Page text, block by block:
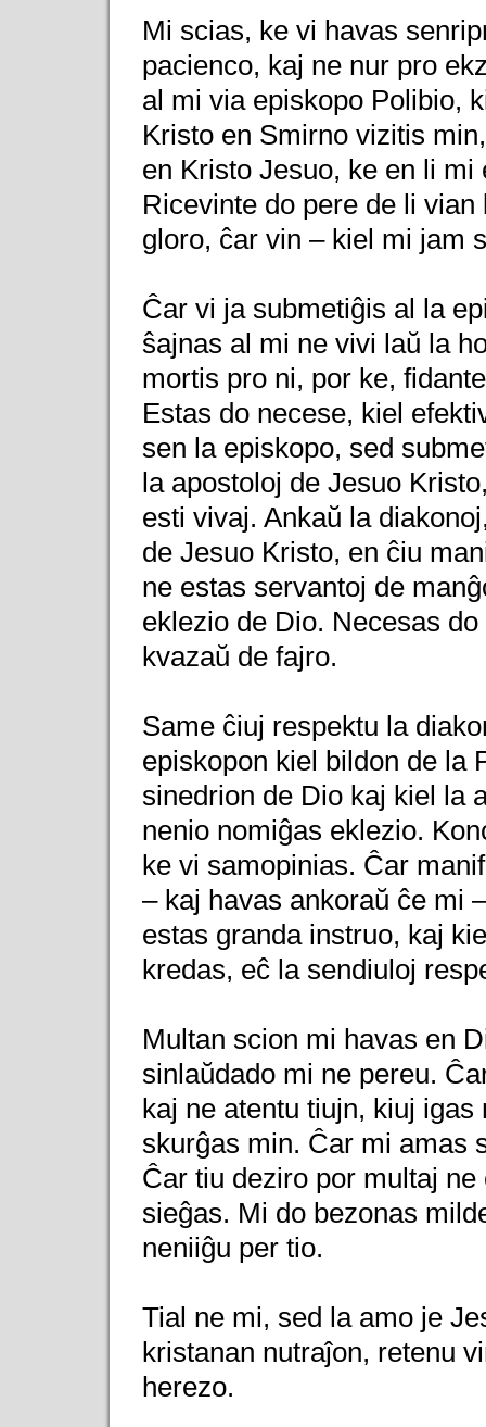
Mi scias, ke vi havas
pacienco, kaj ne nur pro
al mi via episkopo Polibio,
Kristo en Smirno vizitis
en Kristo Jesuo, ke en li
Ricevinte do pere de li
gloro, ĉar vin – kiel mi jam
Ĉar vi ja submetiĝis al la
ŝajnas al mi ne vivi laŭ la
mortis pro ni, por ke,
Estas do necese, kiel
sen la episkopo, sed
la apostoloj de Jesuo
esti vivaj. Ankaŭ la
de Jesuo Kristo, en ĉiu
ne estas servantoj de
eklezio de Dio. Necesas
kvazaŭ de fajro.
Same ĉiuj respektu la
episkopon kiel bildon de la
sinedrion de Dio kaj kiel la
nenio nomiĝas eklezio.
ke vi samopinias. Ĉar
– kaj havas ankoraŭ ĉe mi
estas granda instruo, kaj
kredas, eĉ la sendiuloj
Multan scion mi havas en
sinlaŭdado mi ne pereu.
kaj ne atentu tiujn, kiuj
skurĝas min. Ĉar mi amas
Ĉar tiu deziro por multaj
sieĝas. Mi do bezonas
neniiĝu per tio.
Tial ne mi, sed la amo je
kristanan nutraĵon, retenu
herezo.